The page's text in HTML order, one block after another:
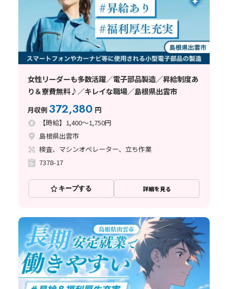
女性リーダーも多数活躍／電子部品製造／昇給制度あ
り＆寮費無料♪／キレイな職場／島根県出雲市
月収例 372,380 円
【時給】1,400～1,750円
島根県出雲市
検査、マシンオペレーター、立ち作業
7378-17
キープする 詳細を見る